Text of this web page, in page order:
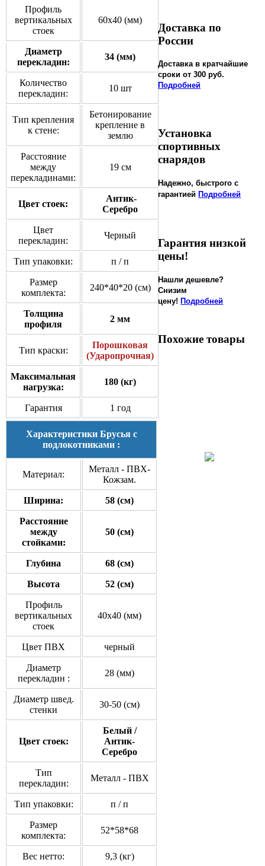
Профиль
вертикальных
стоек
60x40 (мм)
Диаметр
перекладин:
34 (мм)
Количество
перекладин:
10 шт
Тип крепления
к стене:
Бетонирование
крепление в
землю
Расстояние
между
перекладинами:
19 см
Цвет стоек:
Антик-
Серебро
Цвет
перекладин:
Черный
Тип упаковки: п / п
Размер
комплекта:
240*40*20 (см)
Толщина
профиля
2 мм
Тип краски:
Порошковая
(Ударопрочная)
Максимальная
нагрузка:
180 (кг)
Гарантия 1 год
Характеристики Брусья с
подлокотниками :
Материал:
Металл - ПВХ-
Кожзам.
Ширина: 58 (см)
Расстояние
между
стойками:
50 (см)
Глубина 68 (см)
Высота 52 (см)
Профиль
вертикальных
стоек
40x40 (мм)
Цвет ПВХ черный
Диаметр
перекладин :
28 (мм)
Диаметр швед.
стенки
30-50 (см)
Цвет стоек:
Белый /
Антик-
Серебро
Тип
перекладин:
Металл - ПВХ
Тип упаковки: п / п
Размер
комплекта:
52*58*68
Вес нетто: 9,3 (кг)
Доставка по
России
Доставка в кратчайшие
сроки от 300 руб.
Подробней
Установка
спортивных
снарядов
Надежно, быстрого с
гарантией Подробней
Гарантия низкой
цены!
Нашли дешевле?
Снизим
цену! Подробней
Похожие товары